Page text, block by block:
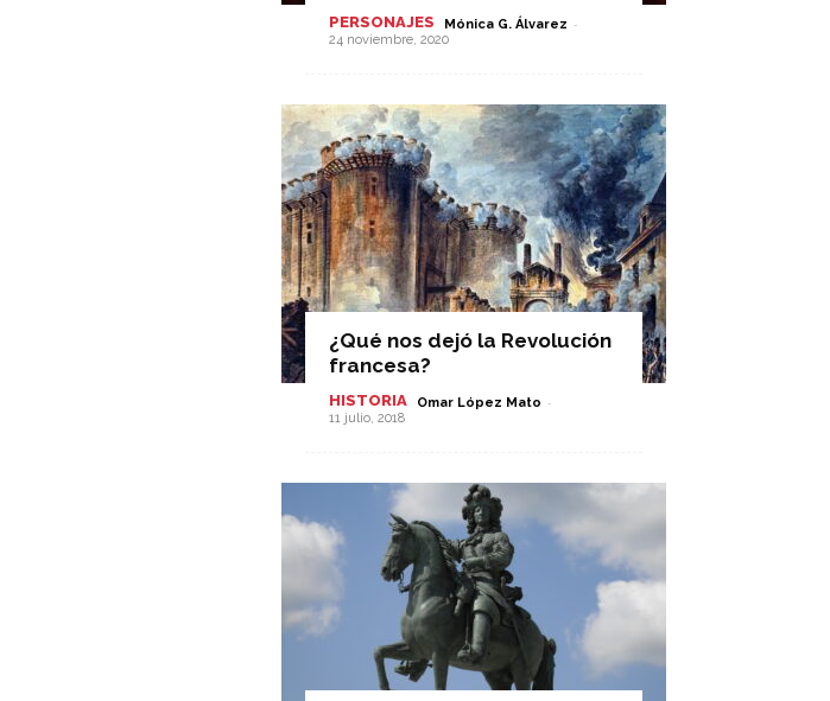
PERSONAJES Mónica G. Álvarez -
24 noviembre, 2020
¿Qué nos dejó la Revolución
francesa?
HISTORIA Omar López Mato -
11 julio, 2018